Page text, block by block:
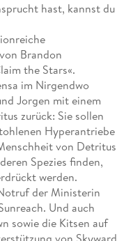
hast, kannst du
Brandon
the Stars«.
im Nirgendwo
Jorgen mit einem
zurück: Sie sollen
Hyperantriebe
von Detritus
Spezies finden,
werden.
der Ministerin
Und auch
sowie die Kitsen auf